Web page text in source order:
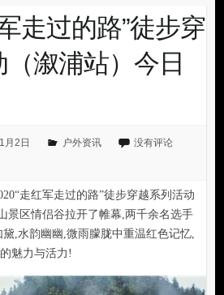
走过的路”徒步穿
溆浦站）今日
月2日 户外资讯
没有评论
走红军走过的路”徒步穿越系列活动
景区情侣谷拉开了帷幕,两千余名选手
,水韵幽幽,微雨朦胧中重温红色记忆,
魅力与活力!